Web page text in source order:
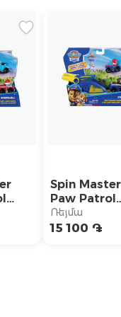
Spin Master
Paw Patrol
արձակիչ՝
Չեյսի և
Ռեյմա
15 100 ֏